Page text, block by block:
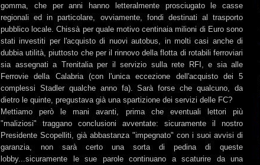
gomma, che per anni hanno letteralmente prosciugato le casse
regionali ed in particolare, ovviamente, fondi destinati al trasporto
pubblico locale. Chissà per quale motivo centinaia milioni di Euro sono
stati investiti per l'acquisto di nuovi autobus, in molti casi anche di
dubbia utilità, piuttosto che per il rinnovo della flotta di rotabili ferroviari
sia assegnati a Trenitalia per il servizio sulla rete RFI, e sia alle
Ferrovie della Calabria (con l'unica eccezione dell'acquisto dei 5
complessi Stadler qualche anno fa). Sarà forse che qualcuno, da
dietro le quinte, pregustava già una spartizione dei servizi delle FC?
Mettiamo però le mani avanti, prima che eventuali lettori più
"maliziosi" traggano conclusioni avventate: sicuramente il nostro
Presidente Scopelliti, già abbastanza "impegnato" con i suoi avvisi di
garanzia, non sarà certo una sorta di pedina di queste
lobby...sicuramente le sue parole continuano a scaturire da una